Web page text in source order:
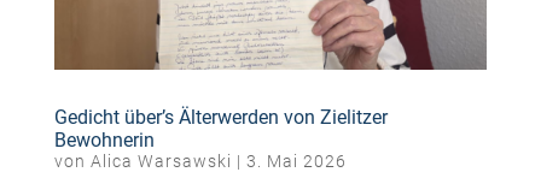
Gedicht über’s Älterwerden von Zielitzer
Bewohnerin
von Alica Warsawski | 3. Mai 2026